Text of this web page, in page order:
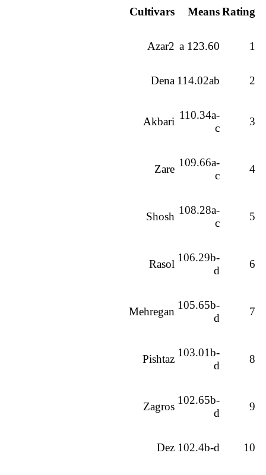
Rating
Means
Cultivars
1
123.60 a
Azar2
2
114.02ab
Dena
3
110.34a-
c
Akbari
4
109.66a-
c
Zare
5
108.28a-
c
Shosh
6
106.29b-
d
Rasol
7
105.65b-
d
Mehregan
8
103.01b-
d
Pishtaz
9
102.65b-
d
Zagros
10
102.4b-d
Dez